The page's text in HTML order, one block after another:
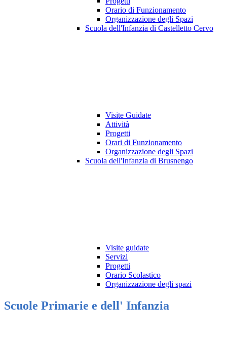
Orario di Funzionamento
Organizzazione degli Spazi
Scuola dell'Infanzia di Castelletto Cervo
Visite Guidate
Attività
Progetti
Orari di Funzionamento
Organizzazione degli Spazi
Scuola dell'Infanzia di Brusnengo
Visite guidate
Servizi
Progetti
Orario Scolastico
Organizzazione degli spazi
Scuole Primarie e dell' Infanzia